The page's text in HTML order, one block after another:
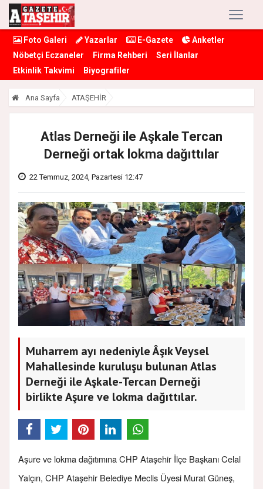
Foto Galeri Yazarlar E-Gazete
Anketler
Nöbetçi Eczaneler
Firma Rehberi
Seri İlanlar
Etkinlik Takvimi
Biyografiler
Ana Sayfa ATAŞEHİR
Atlas Derneği ile Aşkale Tercan
Derneği ortak lokma dağıttılar
22 Temmuz, 2024, Pazartesi 12:47
Muharrem ayı nedeniyle Âşık Veysel
Mahallesinde kuruluşu bulunan Atlas
Derneği ile Aşkale-Tercan Derneği
birlikte Aşure ve lokma dağıttılar.
Aşure ve lokma dağıtımına CHP Ataşehir İlçe Başkanı Celal
Yalçın, CHP Ataşehir Belediye Meclis Üyesi Murat Güneş,